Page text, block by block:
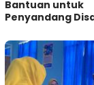
Bantuan untuk
Penyandang